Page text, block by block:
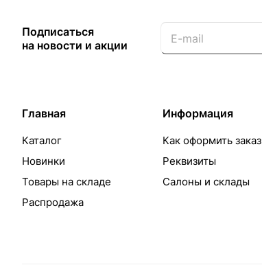
Подписаться
на новости и акции
Главная
Каталог
Новинки
Товары на складе
Распродажа
Информация
Как оформить заказ
Реквизиты
Салоны и склады